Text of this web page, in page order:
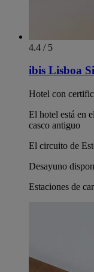
4.4 / 5
ibis Lisboa
Hotel con
El hotel está en
casco antiguo
El circuito de
Desayuno
Estaciones de